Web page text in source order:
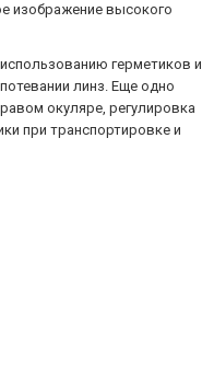
изображение высокого
герметиков и
линз. Еще одно
окуляре, регулировка
при транспортировке и